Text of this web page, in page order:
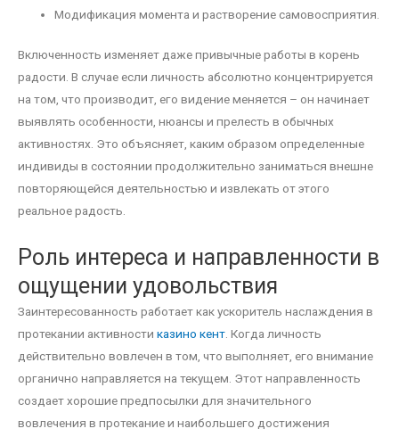
Модификация момента и растворение самовосприятия.
Включенность изменяет даже привычные работы в корень
радости. В случае если личность абсолютно концентрируется
на том, что производит, его видение меняется – он начинает
выявлять особенности, нюансы и прелесть в обычных
активностях. Это объясняет, каким образом определенные
индивиды в состоянии продолжительно заниматься внешне
повторяющейся деятельностью и извлекать от этого
реальное радость.
Роль интереса и направленности в
ощущении удовольствия
Заинтересованность работает как ускоритель наслаждения в
протекании активности казино кент. Когда личность
действительно вовлечен в том, что выполняет, его внимание
органично направляется на текущем. Этот направленность
создает хорошие предпосылки для значительного
вовлечения в протекание и наибольшего достижения